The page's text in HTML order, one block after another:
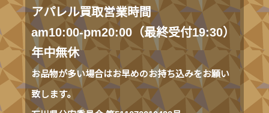
アパレル買取営業時間
am10:00-pm20:00（最終受付19:30）
年中無休
お品物が多い場合はお早めのお持ち込みをお願い
致します。